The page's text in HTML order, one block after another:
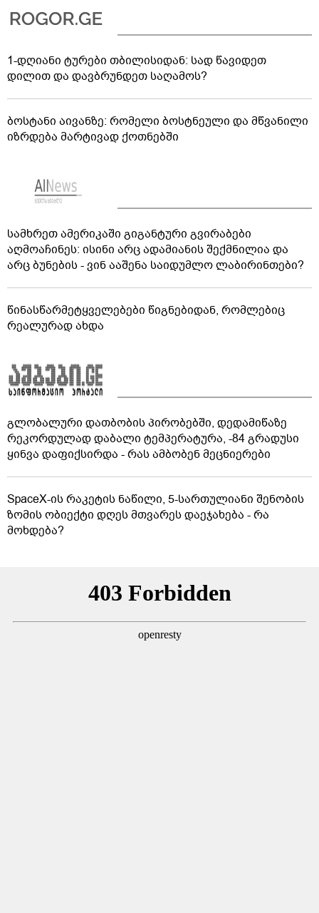
1-დღიანი ტურები თბილისიდან: სად წავიდეთ
დილით და დავბრუნდეთ საღამოს?
ბოსტანი აივანზე: რომელი ბოსტნეული და მწვანილი
იზრდება მარტივად ქოთნებში
სამხრეთ ამერიკაში გიგანტური გვირაბები
აღმოაჩინეს: ისინი არც ადამიანის შექმნილია და
არც ბუნების - ვინ ააშენა საიდუმლო ლაბირინთები?
წინასწარმეტყველებები წიგნებიდან, რომლებიც
რეალურად ახდა
გლობალური დათბობის პირობებში, დედამიწაზე
რეკორდულად დაბალი ტემპერატურა, -84 გრადუსი
ყინვა დაფიქსირდა - რას ამბობენ მეცნიერები
SpaceX-ის რაკეტის ნაწილი, 5-სართულიანი შენობის
ზომის ობიექტი დღეს მთვარეს დაეჯახება - რა
მოხდება?